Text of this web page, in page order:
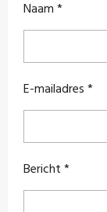
Naam *
E-mailadres *
Bericht *